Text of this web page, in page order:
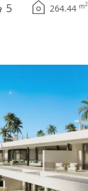
5 264.44 m2